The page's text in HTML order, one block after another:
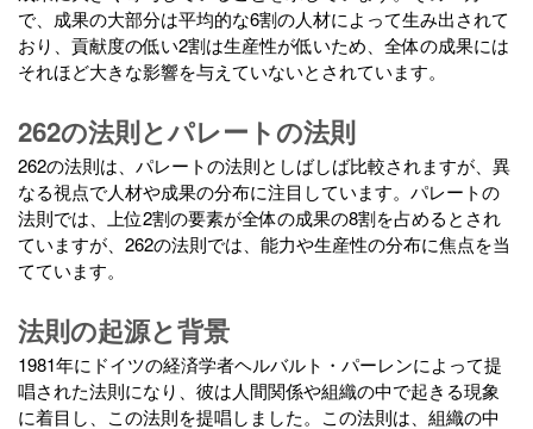
で、成果の大部分は平均的な6割の人材によって生み出されて
おり、貢献度の低い2割は生産性が低いため、全体の成果には
それほど大きな影響を与えていないとされています。
262の法則とパレートの法則
262の法則は、パレートの法則としばしば比較されますが、異
なる視点で人材や成果の分布に注目しています。パレートの
法則では、上位2割の要素が全体の成果の8割を占めるとされ
ていますが、262の法則では、能力や生産性の分布に焦点を当
てています。
法則の起源と背景
1981年にドイツの経済学者ヘルバルト・パーレンによって提
唱された法則になり、彼は人間関係や組織の中で起きる現象
に着目し、この法則を提唱しました。この法則は、組織の中